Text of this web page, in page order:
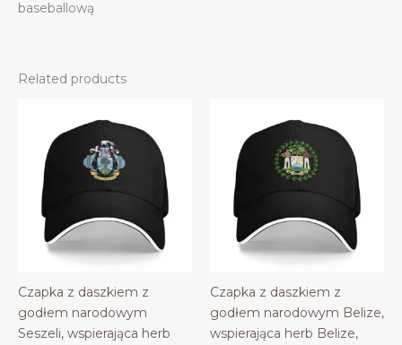
baseballową
Related products
Czapka z daszkiem z
godłem narodowym
Seszeli, wspierająca herb
Czapka z daszkiem z
godłem narodowym Belize,
wspierająca herb Belize,